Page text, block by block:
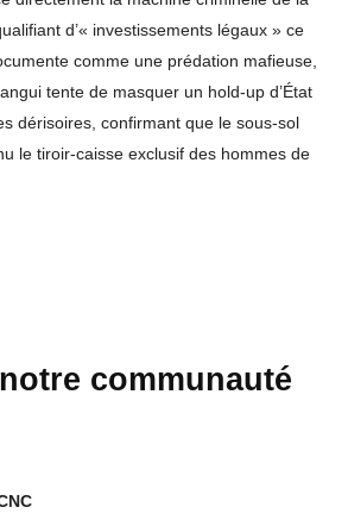
d’« investissements légaux » ce
comme une prédation mafieuse,
tente de masquer un hold-up d’État
dérisoires, confirmant que le sous-sol
le tiroir-caisse exclusif des hommes de
communauté